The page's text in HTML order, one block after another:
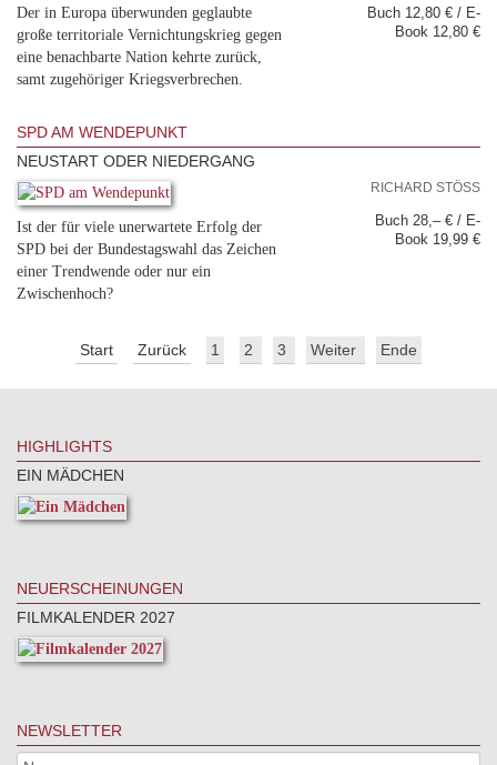
Der in Europa überwunden geglaubte
große territoriale Vernichtungskrieg gegen
eine benachbarte Nation kehrte zurück,
samt zugehöriger Kriegsverbrechen.
Buch 12,80 € / E-
Book 12,80 €
SPD AM WENDEPUNKT
NEUSTART ODER NIEDERGANG
Ist der für viele unerwartete Erfolg der
SPD bei der Bundestagswahl das Zeichen
einer Trendwende oder nur ein
Zwischenhoch?
RICHARD STÖSS
Buch 28,– € / E-
Book 19,99 €
Start Zurück 1 2 3 Weiter Ende
HIGHLIGHTS
EIN MÄDCHEN
NEUERSCHEINUNGEN
FILMKALENDER 2027
NEWSLETTER